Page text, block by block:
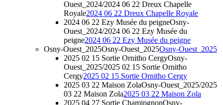
Ouest_2024/2024 06 22 Dreux Chapelle
Royale2024 06 22 Dreux Chapelle Royale
2024 06 22 Ezy Musée du peigneOsny-
Ouest_2024/2024 06 22 Ezy Musée du
peigne2024 06 22 Ezy Musée du peigne
Osny-Ouest_2025Osny-Ouest_2025Osny-Ouest_2025
2025 02 15 Sortie Ornitho CergyOsny-
Ouest_2025/2025 02 15 Sortie Ornitho
Cergy2025 02 15 Sortie Ornitho Cergy
2025 03 22 Maison ZolaOsny-Ouest_2025/2025
03 22 Maison Zola2025 03 22 Maison Zola
2025 04 27 Sortie ChamipgnonOsny-